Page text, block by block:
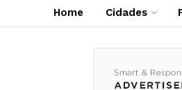
Home Cidades